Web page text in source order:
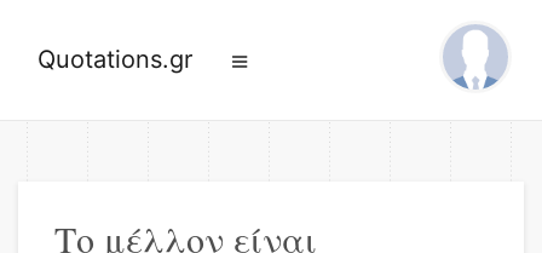
Quotations.gr
Το μέλλον είναι